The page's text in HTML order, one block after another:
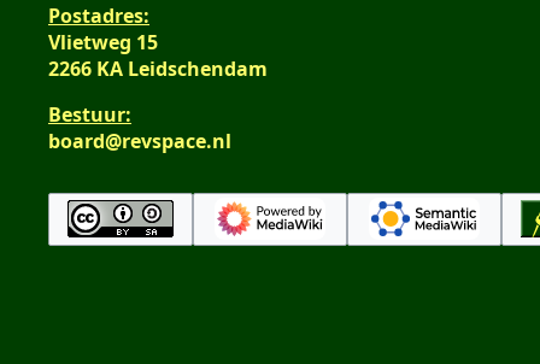
Postadres:
Vlietweg 15
2266 KA Leidschendam
Bestuur:
board@revspace.nl